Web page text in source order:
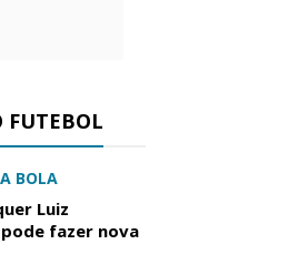
FUTEBOL
BOLA
Luiz
fazer nova